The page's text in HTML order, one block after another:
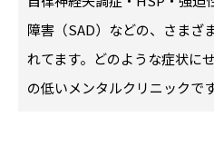
障害（SAD）などの、さまざ
れてます。どのような症状に
の低いメンタルクリニックです